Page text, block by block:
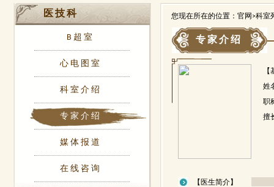
医技科
B超室
心电图室
科室介绍
专家介绍
媒体报道
在线咨询
您现在所在的位置：官网>科室
专家介绍
姓
职
擅
【医生简介】